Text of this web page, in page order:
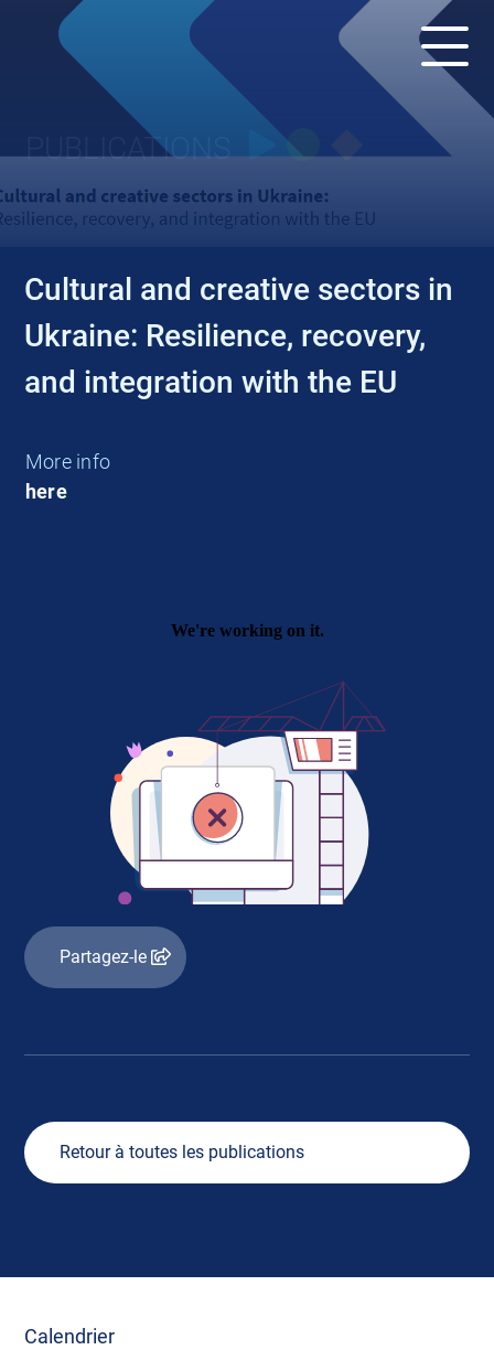
PUBLICATIONS
Cultural and creative sectors in
Ukraine: Resilience, recovery,
and integration with the EU
More info
here
Partagez-le
Retour à toutes les publications
Calendrier